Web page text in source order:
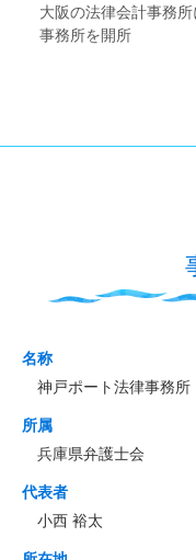
大阪の法律会計事務
事務所を開所
名称
神戸ポート法律事務所
所属
兵庫県弁護士会
代表者
小西 裕太